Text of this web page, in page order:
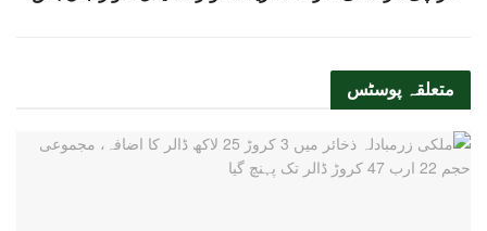
متعلقہ پوسٹس